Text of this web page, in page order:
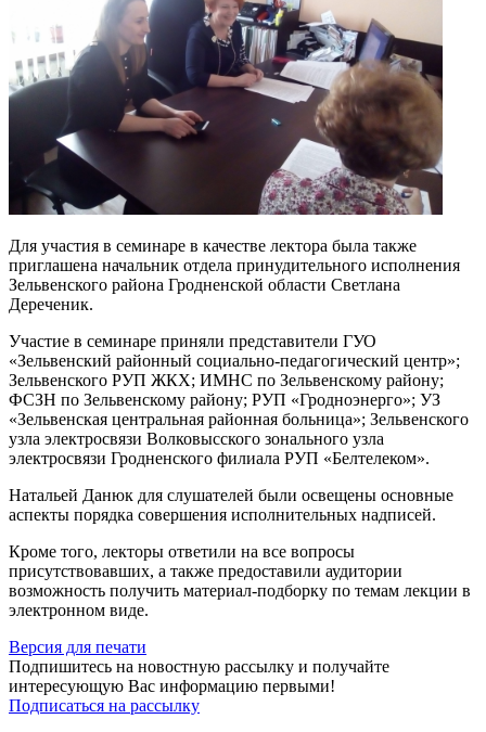
Для участия в семинаре в качестве лектора была также
приглашена начальник отдела принудительного исполнения
Зельвенского района Гродненской области Светлана
Дереченик.
Участие в семинаре приняли представители ГУО
«Зельвенский районный социально-педагогический центр»;
Зельвенского РУП ЖКХ; ИМНС по Зельвенскому району;
ФСЗН по Зельвенскому району; РУП «Гродноэнерго»; УЗ
«Зельвенская центральная районная больница»; Зельвенского
узла электросвязи Волковысского зонального узла
электросвязи Гродненского филиала РУП «Белтелеком».
Натальей Данюк для слушателей были освещены основные
аспекты порядка совершения исполнительных надписей.
Кроме того, лекторы ответили на все вопросы
присутствовавших, а также предоставили аудитории
возможность получить материал-подборку по темам лекции в
электронном виде.
Версия для печати
Подпишитесь на новостную рассылку и получайте
интересующую Вас информацию первыми!
Подписаться на рассылку